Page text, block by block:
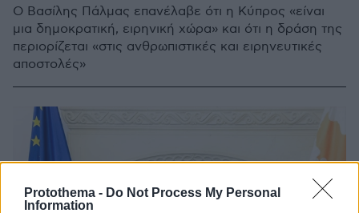
Protothema - Do Not Process My Personal
Information
Ο Βασίλης Πάλμας επανέλαβε ότι η Κύπρος «είναι
μια δημοκρατική, ειρηνική χώρα» και ότι η δράση της
περιορίζεται «στις ανθρωπιστικές και ειρηνευτικές
αποστολές»